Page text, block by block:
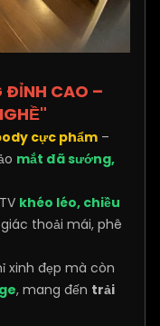
ĐỈNH CAO –
cực phẩm –
mắt đã sướng,
khéo léo, chiều
thoải mái, phê
xinh đẹp mà còn
, mang đến trải